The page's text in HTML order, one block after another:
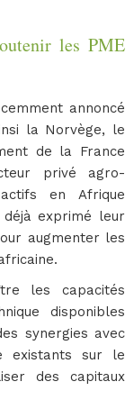
les PME
annoncé
la Norvège, le
de la France
privé agro-
en Afrique
déjà exprimé leur
augmenter les
les capacités
disponibles
synergies avec
existants sur le
des capitaux